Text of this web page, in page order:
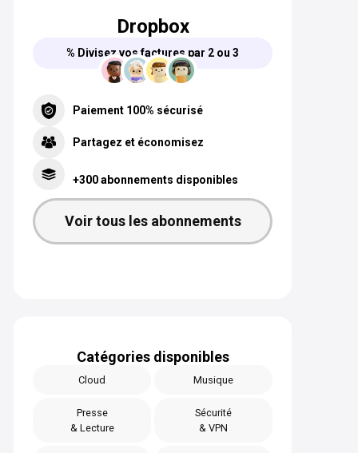
Dropbox
% Divisez vos factures par 2 ou 3
Paiement 100% sécurisé
Partagez et économisez
+300 abonnements disponibles
Voir tous les abonnements
Catégories disponibles
Cloud Musique
Presse
& Lecture
Sécurité
& VPN